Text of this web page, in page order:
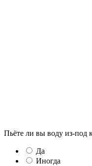
Пьёте ли вы воду из-под
Да
Иногда